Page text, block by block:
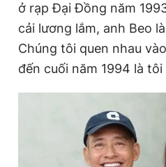
Đọc Thanh Niên trên điện
Theo dõi báo trên
ở rạp Đại Đồng năm
cải lương lắm, anh Beo
Chúng tôi quen nhau
đến cuối năm 1994 là